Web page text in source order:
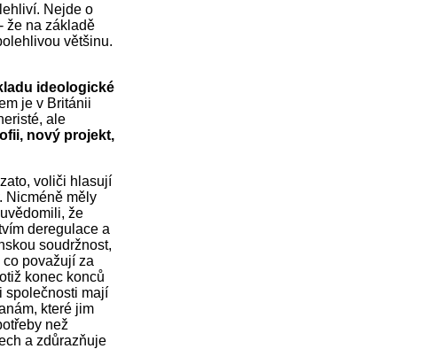
Nejde o
že na základě
většinu.
ideologické
je v Británii
ale
nový projekt,
voliči hlasují
Nicméně měly
že
deregulace a
soudržnost,
považují za
konec konců
společnosti mají
které jim
než
a zdůrazňuje